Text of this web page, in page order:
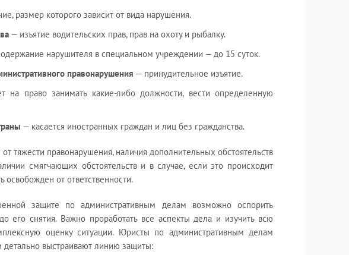
размер которого зависит от вида нарушения.
— изъятие водительских прав, прав на охоту и рыбалку.
нарушителя в специальном учреждении — до 15 суток.
правонарушения — принудительное изъятие.
на право занимать какие-либо должности, вести определенную
— касается иностранных граждан и лиц без гражданства.
тяжести правонарушения, наличия дополнительных обстоятельств
смягчающих обстоятельств и в случае, если это происходит
от ответственности.
защите по административным делам возможно оспорить
его снятия. Важно проработать все аспекты дела и изучить всю
оценку ситуации. Юристы по административным делам
выстраивают линию защиты: